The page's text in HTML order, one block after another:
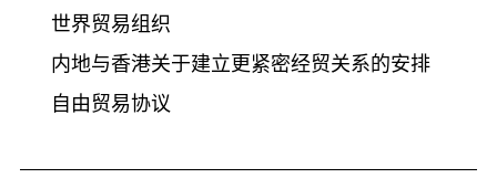
世界贸易组织
内地与香港关于建立更紧密经贸关系的安排
自由贸易协议